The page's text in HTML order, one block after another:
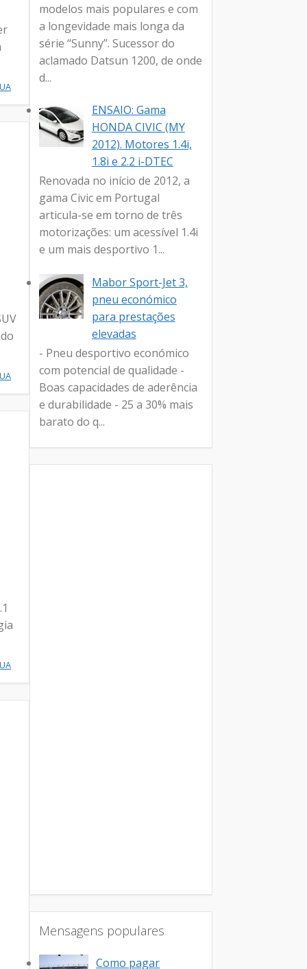
modelos mais populares e com
a longevidade mais longa da
série “Sunny”. Sucessor do
aclamado Datsun 1200, de onde
d...
ENSAIO: Gama
HONDA CIVIC (MY
2012). Motores 1.4i,
1.8i e 2.2 i-DTEC
Renovada no início de 2012, a
gama Civic em Portugal
articula-se em torno de três
motorizações: um acessível 1.4i
e um mais desportivo 1...
Mabor Sport-Jet 3,
pneu económico
para prestações
elevadas
- Pneu desportivo económico
com potencial de qualidade -
Boas capacidades de aderência
e durabilidade - 25 a 30% mais
barato do q...
Mensagens populares
Como pagar